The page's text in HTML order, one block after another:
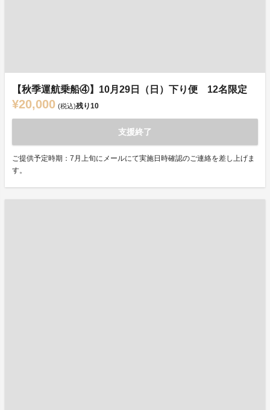
【秋季運航乗船④】10月29日（日）下り便 12名限定
¥20,000 (税込)残り10
支援終了
ご提供予定時期：7月上旬にメールにて実施日時確認のご連絡を差し上げま
す。